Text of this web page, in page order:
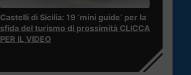
Castelli di Sicilia: 19 ‘mini guide’ per la
sfida del turismo di prossimità CLICCA
PER IL VIDEO